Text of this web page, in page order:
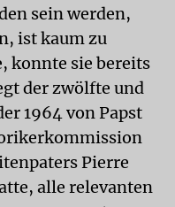
sein werden,
ist kaum zu
konnte sie bereits
der zwölfte und
1964 von Papst
Pierre
alle relevanten